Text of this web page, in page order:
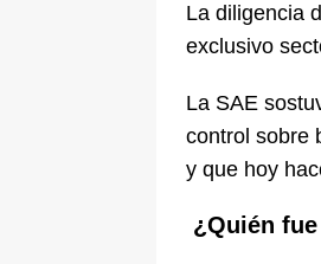
La diligencia
exclusivo
La SAE
control sobre
y que hoy
¿Quién